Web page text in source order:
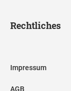
Rechtliches
Impressum
AGB